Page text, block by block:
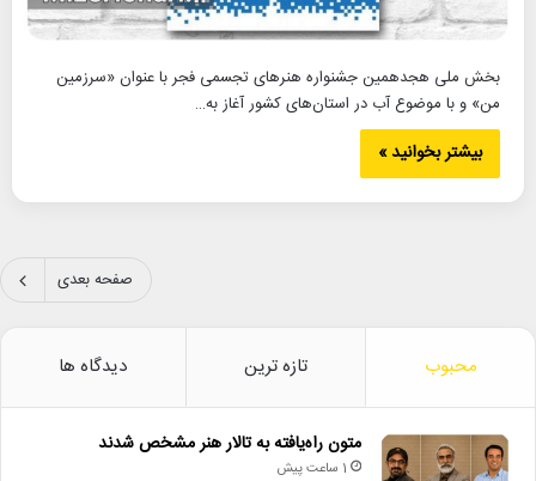
بخش ملی هجدهمین جشنواره هنرهای تجسمی فجر با عنوان «سرزمین
من» و با موضوع آب در استان‌های کشور آغاز به…
بیشتر بخوانید »
صفحه بعدی
محبوب تازه ترین دیدگاه ها
متون راه‌یافته به تالار هنر مشخص شدند
1 ساعت پیش